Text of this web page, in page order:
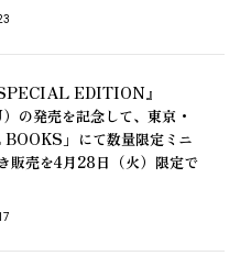
EDITION』
の発売を記念して、 東京 ・
」 にて数量限定 ミ ニ
き販売を4月28日 （火） 限定で